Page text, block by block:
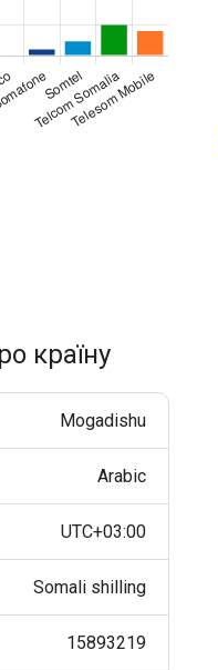
через WhatsApp у
нового
країну
Mogadishu
Arabic
UTC+03:00
Somali shilling
15893219